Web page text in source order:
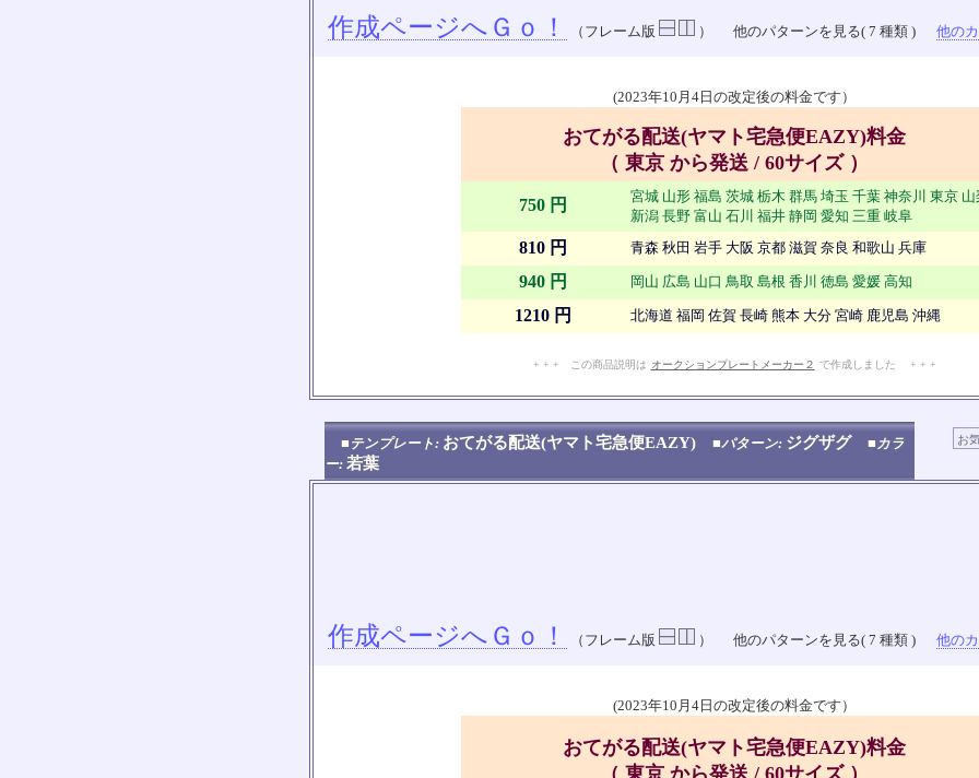
作成ページへＧｏ！ （フレーム版 ） 他のパターンを見る( 7 種類 ) 他の
(2023年10月4日の改定後の料金です）
おてがる配送(ヤマト宅急便EAZY)料金
（ 東京 から発送 / 60サイズ ）
750 円
宮城 山形 福島 茨城 栃木 群馬 埼玉 千葉 神奈川 東京 山
新潟 長野 富山 石川 福井 静岡 愛知 三重 岐阜
810 円 青森 秋田 岩手 大阪 京都 滋賀 奈良 和歌山 兵庫
940 円 岡山 広島 山口 鳥取 島根 香川 徳島 愛媛 高知
1210 円 北海道 福岡 佐賀 長崎 熊本 大分 宮崎 鹿児島 沖縄
+ + + この商品説明は オークションプレートメーカー２ で作成しました + + +
■テンプレート: おてがる配送(ヤマト宅急便EAZY) ■パターン: ジグザグ ■カラ
ー: 若葉
作成ページへＧｏ！ （フレーム版 ） 他のパターンを見る( 7 種類 ) 他の
(2023年10月4日の改定後の料金です）
おてがる配送(ヤマト宅急便EAZY)料金
（ 東京 から発送 / 60サイズ ）